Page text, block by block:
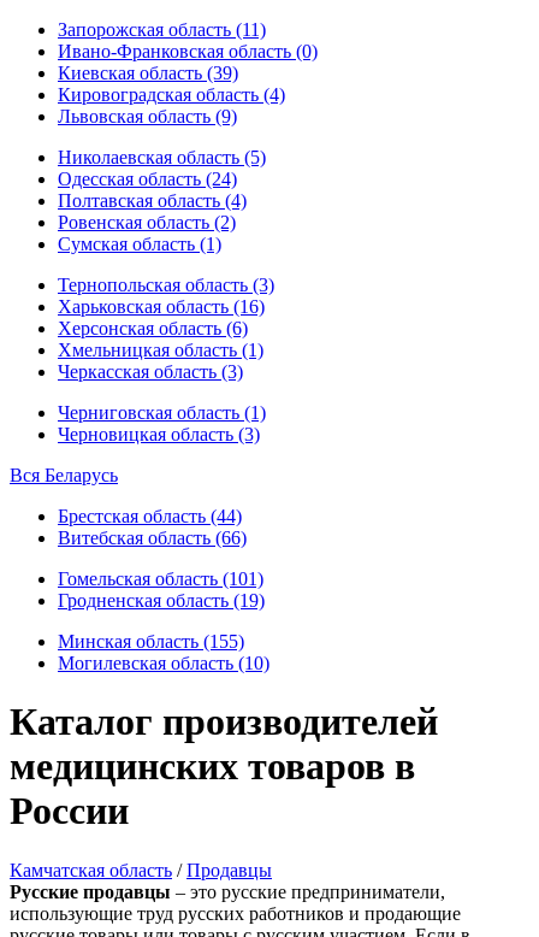
Запорожская область (11)
Ивано-Франковская область (0)
Киевская область (39)
Кировоградская область (4)
Львовская область (9)
Николаевская область (5)
Одесская область (24)
Полтавская область (4)
Ровенская область (2)
Сумская область (1)
Тернопольская область (3)
Харьковская область (16)
Херсонская область (6)
Хмельницкая область (1)
Черкасская область (3)
Черниговская область (1)
Черновицкая область (3)
Вся Беларусь
Брестская область (44)
Витебская область (66)
Гомельская область (101)
Гродненская область (19)
Минская область (155)
Могилевская область (10)
Каталог производителей
медицинских товаров в
России
Камчатская область /Продавцы
Русские продавцы – это русские предприниматели,
использующие труд русских работников и продающие